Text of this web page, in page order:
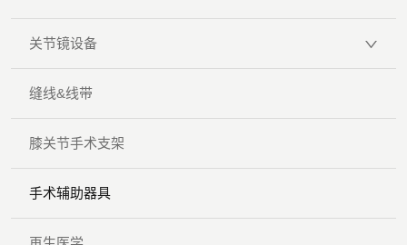
关节镜设备
缝线&线带
膝关节手术支架
手术辅助器具